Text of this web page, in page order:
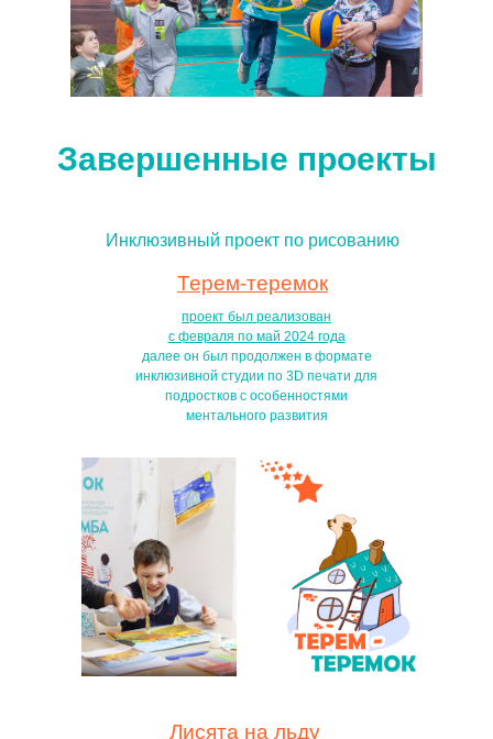
Завершенные проекты
Терем-теремок
проект был реализован
с февраля по май 2024 года
далее он был продолжен в формате
инклюзивной студии по 3D печати для
подростков с особенностями
ментального развития
Инклюзивный проект по рисованию
Лисята на льду